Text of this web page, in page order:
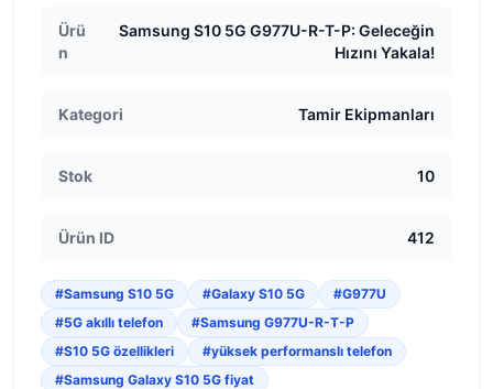
Ürü
n
Samsung S10 5G G977U-R-T-P: Geleceğin
Hızını Yakala!
Kategori Tamir Ekipmanları
Stok 10
Ürün ID 412
#Samsung S10 5G #Galaxy S10 5G
#G977U
#5G akıllı telefon
#Samsung G977U-R-T-P
#S10 5G özellikleri
#yüksek performanslı telefon
#Samsung Galaxy S10 5G fiyat